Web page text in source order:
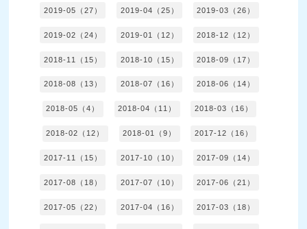
2019-05（27） 2019-04（25） 2019-03（26）
2019-02（24） 2019-01（12） 2018-12（12）
2018-11（15） 2018-10（15） 2018-09（17）
2018-08（13） 2018-07（16） 2018-06（14）
2018-05（4） 2018-04（11） 2018-03（16）
2018-02（12） 2018-01（9） 2017-12（16）
2017-11（15） 2017-10（10） 2017-09（14）
2017-08（18） 2017-07（10） 2017-06（21）
2017-05（22） 2017-04（16） 2017-03（18）